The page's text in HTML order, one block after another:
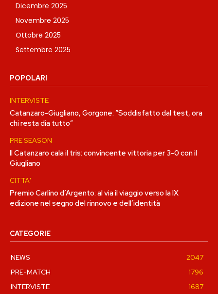
Dicembre 2025
Novembre 2025
Ottobre 2025
Settembre 2025
POPOLARI
INTERVISTE
Catanzaro-Giugliano, Gorgone: “Soddisfatto dal test, ora
chi resta dia tutto”
PRE SEASON
Il Catanzaro cala il tris: convincente vittoria per 3-0 con il
Giugliano
CITTA'
Premio Carlino d’Argento: al via il viaggio verso la IX
edizione nel segno del rinnovo e dell’identità
CATEGORIE
NEWS
2047
PRE-MATCH
1796
INTERVISTE
1687